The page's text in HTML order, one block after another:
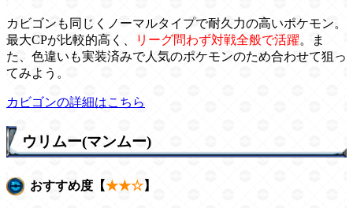
カビゴンも同じくノーマルタイプで耐久力の高いポケモン。
最大CPが比較的高く、
リーグ問わず対戦全般で活躍。ま
た、色違いも実装済みで人気のポケモンのため合わせて狙っ
てみよう。
カビゴンの詳細はこちら
ウリムー(マンムー)
おすすめ度【★★☆】